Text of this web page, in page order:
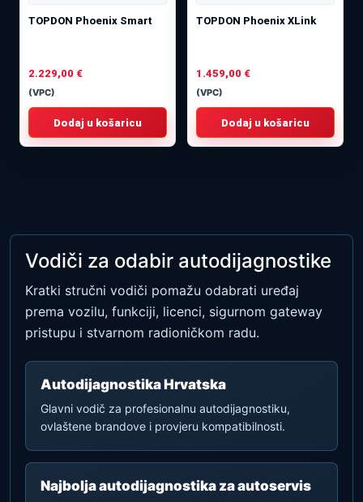
TOPDON Phoenix Smart
2.229,00 €
(VPC)
Dodaj u košaricu
TOPDON Phoenix XLink
1.459,00 €
(VPC)
Dodaj u košaricu
Vodiči za odabir autodijagnostike
Kratki stručni vodiči pomažu odabrati uređaj
prema vozilu, funkciji, licenci, sigurnom gateway
pristupu i stvarnom radioničkom radu.
Autodijagnostika Hrvatska
Glavni vodič za profesionalnu autodijagnostiku,
ovlaštene brandove i provjeru kompatibilnosti.
Najbolja autodijagnostika za autoservis